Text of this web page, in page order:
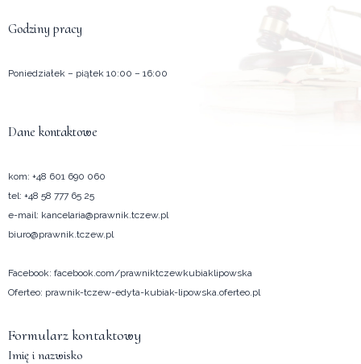
Godziny pracy
Poniedziałek – piątek 10:00 – 16:00
Dane kontaktowe
kom: +48 601 690 060
tel: +48 58 777 65 25
e-mail: kancelaria@prawnik.tczew.pl
biuro@prawnik.tczew.pl
Facebook: facebook.com/prawniktczewkubiaklipowska
Oferteo: prawnik-tczew-edyta-kubiak-lipowska.oferteo.pl
Formularz kontaktowy
Imię i nazwisko